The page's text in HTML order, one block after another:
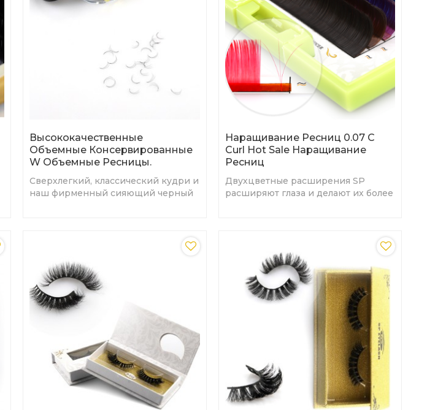
Высококачественные
Объемные Консервированные
W Объемные Ресницы.
Сверхлегкий, классический кудри и
наш фирменный сияющий черный
Наращивание Ресниц 0.07 C
Curl Hot Sale Наращивание
Ресниц
Двухцветные расширения SP
расширяют глаза и делают их более